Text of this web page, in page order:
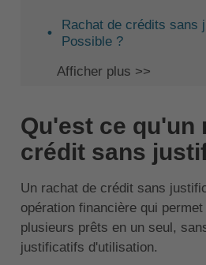
Rachat de crédits sans
Possible ?
Afficher plus >>
Qu'est ce qu'un
crédit sans
Un rachat de crédit sans
opération financière qui
plusieurs prêts en un seul,
justificatifs d'utilisation.